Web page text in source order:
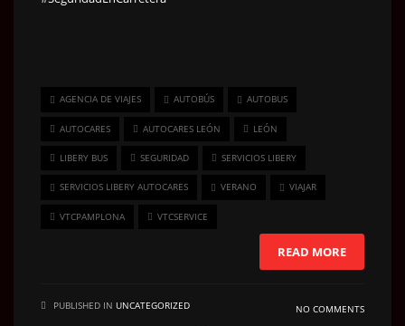
AGENCIA DE VIAJES AUTOBÚS AUTOBUS
AUTOCARES AUTOCARES LEÓN LEÓN
LIBERY BUS SEGURIDAD SERVICIOS LIBERY
SERVICIOS LIBERY AUTOCARES VERANO VIAJAR
VTCPAMPLONA VTCSERVICE
READ MORE
PUBLISHED IN UNCATEGORIZED NO COMMENTS